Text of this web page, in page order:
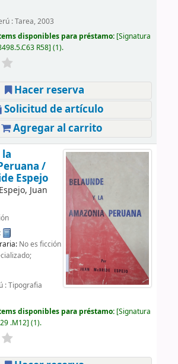
: Tarea, 2003
disponibles para préstamo: Signatura
R58 (1).
Hacer reserva
Solicitud de artículo
Agregar al carrito
/
Espejo
Juan
No es ficción
: Tipografia
disponibles para préstamo: Signatura
.M12 (1).